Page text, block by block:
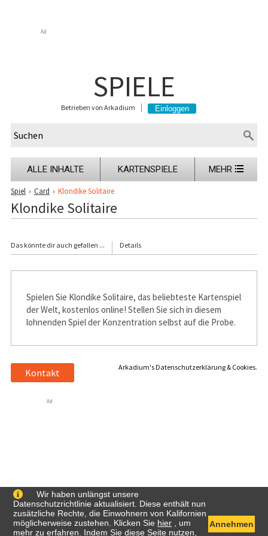
Ad
SPIELE
Betrieben von Arkadium
ALLE INHALTE KARTENSPIELE MEHR
Spiel › Card › Klondike Solitaire
Klondike Solitaire
Das könnte dir auch gefallen ... Details
Spielen Sie Klondike Solitaire, das beliebteste Kartenspiel
der Welt, kostenlos online! Stellen Sie sich in diesem
lohnenden Spiel der Konzentration selbst auf die Probe.
Arkadium's Datenschutzerklärung & Cookies.
Kontakt
Ad
Wir haben unlängst unsere
Datenschutzrichtlinie aktualisiert. Diese enthält nun
zusätzliche Rechte, die Einwohnern von Kalifornien
möglicherweise zustehen. Klicken Sie hier , um
mehr zu erfahren. Indem Sie diese Seite nutzen,
Annehmen